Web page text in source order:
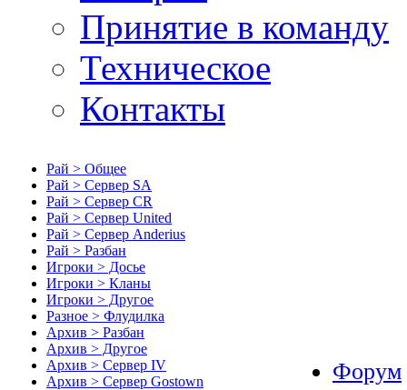
Принятие в команду
Техническое
Контакты
Рай > Общее
Рай > Сервер SA
Рай > Сервер CR
Рай > Сервер United
Рай > Сервер Anderius
Рай > Разбан
Игроки > Досье
Игроки > Кланы
Игроки > Другое
Разное > Флудилка
Архив > Разбан
Архив > Другое
Архив > Сервер IV
Архив > Сервер Gostown
Форум